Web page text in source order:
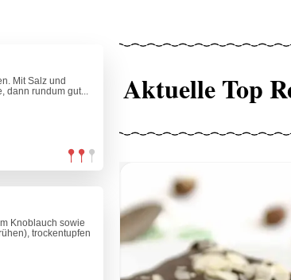
Mit Salz und
dann rundum gut...
Knoblauch sowie
trockentupfen
Aktuelle Top